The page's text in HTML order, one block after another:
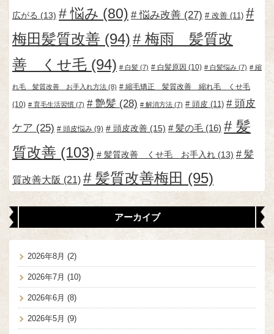
広がる (13) 悩み (80) 悩み改善 (27) 改善 (11)
梅田髪質改善 (94)
梅雨 髪質改
善 くせ毛 (94) 白髪 (7) 白髪原因 (10) 白髪悩み (7) 縮
れ毛 髪質改善 お手入れ方法 (8) 縮毛矯正 髪質改善 縮れ毛 くせ毛
(10) 育毛生活習慣 (7) 艶髪 (28) 解消方法 (7) 頭皮 (11) 頭皮
ケア (25) 頭皮悩み (9) 頭皮改善 (15) 髪の毛 (16)
髪
質改善 (103) 髪質改善 くせ毛 お手入れ (13) 髪
質改善大阪 (21) 髪質改善梅田 (95)
アーカイブ
2026年8月 (2)
2026年7月 (10)
2026年6月 (8)
2026年5月 (9)